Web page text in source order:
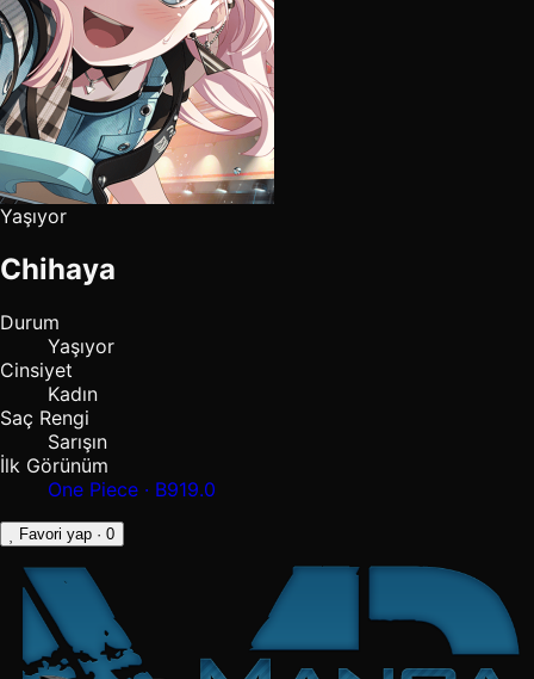
Yaşıyor
Chihaya
Durum
Yaşıyor
Cinsiyet
Kadın
Saç Rengi
Sarışın
İlk Görünüm
One Piece · B919.0
Favori yap · 0